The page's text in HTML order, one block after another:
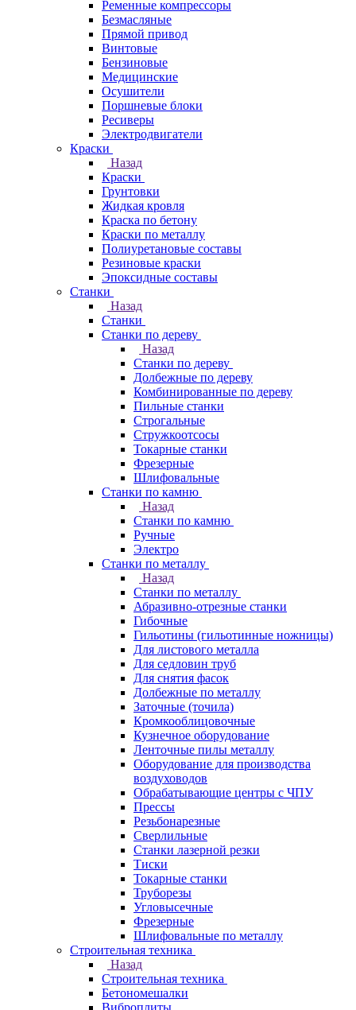
Ременные компрессоры
Безмасляные
Прямой привод
Винтовые
Бензиновые
Медицинские
Осушители
Поршневые блоки
Ресиверы
Электродвигатели
Краски
Назад
Краски
Грунтовки
Жидкая кровля
Краска по бетону
Краски по металлу
Полиуретановые составы
Резиновые краски
Эпоксидные составы
Станки
Назад
Станки
Станки по дереву
Назад
Станки по дереву
Долбежные по дереву
Комбинированные по дереву
Пильные станки
Строгальные
Стружкоотсосы
Токарные станки
Фрезерные
Шлифовальные
Станки по камню
Назад
Станки по камню
Ручные
Электро
Станки по металлу
Назад
Станки по металлу
Абразивно-отрезные станки
Гибочные
Гильотины (гильотинные ножницы)
Для листового металла
Для седловин труб
Для снятия фасок
Долбежные по металлу
Заточные (точила)
Кромкооблицовочные
Кузнечное оборудование
Ленточные пилы металлу
Оборудование для производства
воздуховодов
Обрабатывающие центры с ЧПУ
Прессы
Резьбонарезные
Сверлильные
Станки лазерной резки
Тиски
Токарные станки
Труборезы
Угловысечные
Фрезерные
Шлифовальные по металлу
Строительная техника
Назад
Строительная техника
Бетономешалки
Виброплиты